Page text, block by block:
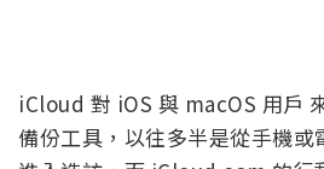
iCloud 對 iOS 與 macOS 用戶
備份工具，以往多半是從手機或